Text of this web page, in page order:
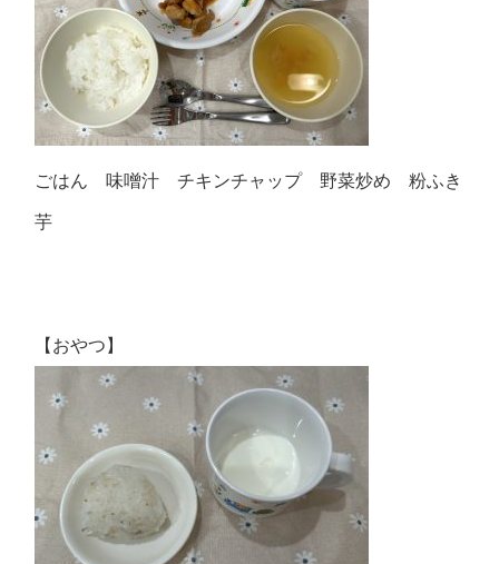
ごはん 味噌汁 チキンチャップ 野菜炒め 粉ふき
芋
【おやつ】